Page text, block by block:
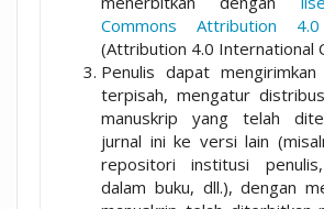
Commons Attribution
(Attribution 4.0 International
Penulis dapat
terpisah, mengatur
manuskrip yang telah
jurnal ini ke versi lain
repositori institusi
dalam buku, dll.), dengan